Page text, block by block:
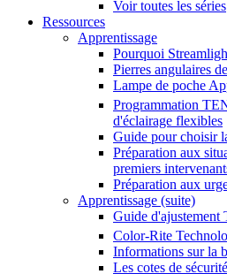
Voir toutes les séries
Ressources
Apprentissage
Pourquoi
Pierres angulaires
Lampe de poche
Programmation
d'éclairage flexibles
Guide pour choisir
Préparation aux
premiers
Préparation aux
Apprentissage (suite)
Guide d'ajustement
Color-Rite
Informations sur la
Les cotes de